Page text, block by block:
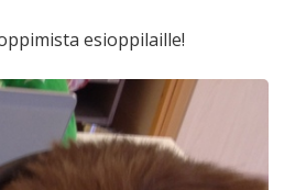
esioppilaille!